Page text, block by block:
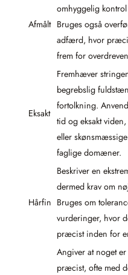
Afmålt
omhyggelig
Bruges også
adfærd, hvor
frem for
Eksakt
Fremhæver
begrebslig
fortolkning.
tid og eksakt
eller
faglige domæner.
Hårfin
Beskriver en
dermed krav om
Bruges om
vurderinger, hvor
præcist inden for
Angiver at noget er
præcist, ofte med